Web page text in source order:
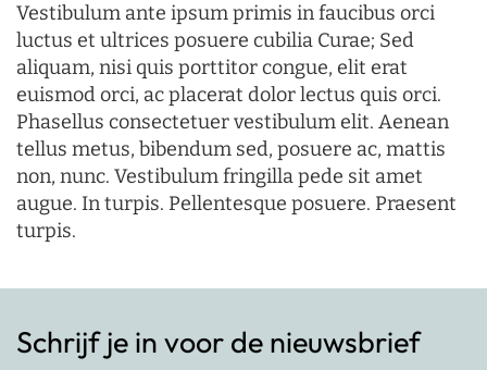
Vestibulum ante ipsum primis in faucibus orci
luctus et ultrices posuere cubilia Curae; Sed
aliquam, nisi quis porttitor congue, elit erat
euismod orci, ac placerat dolor lectus quis orci.
Phasellus consectetuer vestibulum elit. Aenean
tellus metus, bibendum sed, posuere ac, mattis
non, nunc. Vestibulum fringilla pede sit amet
augue. In turpis. Pellentesque posuere. Praesent
turpis.
Schrijf je in voor de nieuwsbrief